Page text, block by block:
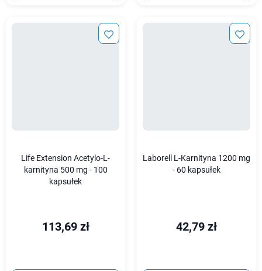
Life Extension Acetylo-L-
karnityna 500 mg - 100
kapsułek
113,69 zł
Laborell L-Karnityna 1200 mg
- 60 kapsułek
42,79 zł